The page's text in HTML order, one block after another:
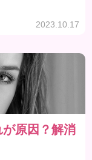
2023.10.17
原因？解消